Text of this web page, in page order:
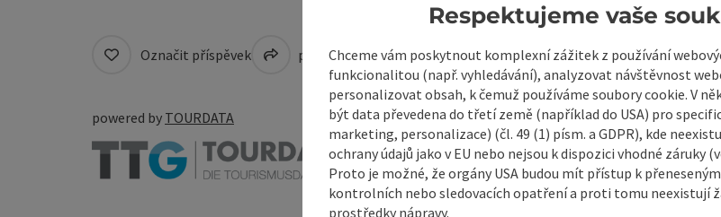
Označit příspěvek přejít na poznámky Vytvořit PDF Vytisknout příspěvek
powered by TOURDATA
Respektujeme vaše
Chceme vám poskytnout komplexní zážitek z používání
funkcionalitou (např. vyhledávání), analyzovat návštěvnost
personalizovat obsah, k čemuž používáme soubory cookie. V
být data převedena do třetí země (například do USA) pro
marketing, personalizace) (čl. 49 (1) písm. a GDPR), kde
ochrany údajů jako v EU nebo nejsou k dispozici vhodné záruky
Proto je možné, že orgány USA budou mít přístup k
kontrolních nebo sledovacích opatření a proti tomu neexistují
prostředky nápravy.